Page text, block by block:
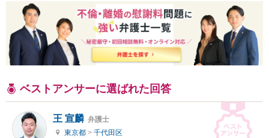
ベストアンサーに選ばれた回答
王 宣麟 弁護士
東京都 > 千代田区